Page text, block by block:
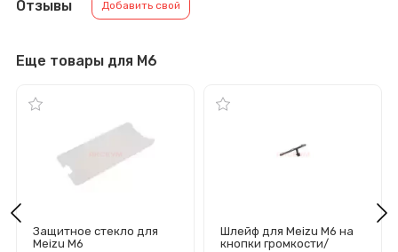
Отзывы Добавить свой
Еще товары для M6
Защитное стекло для
Meizu M6
Шлейф для Meizu M6 на
кнопки громкости/